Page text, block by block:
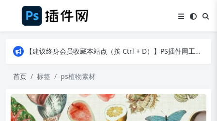
【建议终身会员收藏本站点（按 Ctrl + D）】PS插件网工作日8：30准时更新！（特殊原因除外）
【建议终身会员收藏本站点（按 Ctrl + D）】PS插件网工作日8：30准时更新！（特殊原因除外）
首页 标签 ps植物素材